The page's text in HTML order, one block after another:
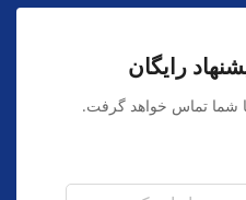
رایگان
شما تماس خواهد گرفت.